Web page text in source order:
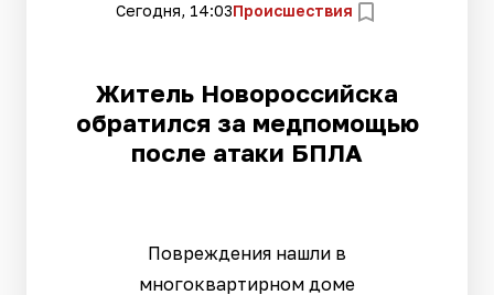
Сегодня, 14:03Происшествия
Житель Новороссийска
обратился за медпомощью
после атаки БПЛА
Повреждения нашли в
многоквартирном доме